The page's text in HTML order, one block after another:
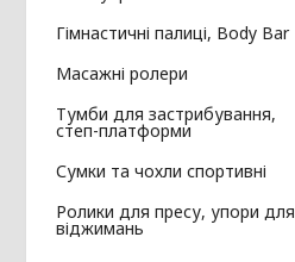
Гімнастичні палиці, Body Bar
Масажні ролери
Тумби для застрибування,
степ-платформи
Сумки та чохли спортивні
Ролики для пресу, упори для
віджимань